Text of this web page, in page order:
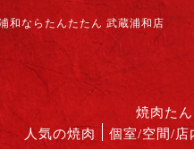
和ならたんたたん 武蔵浦和店
焼肉た
個室/空間/店
人気の焼肉